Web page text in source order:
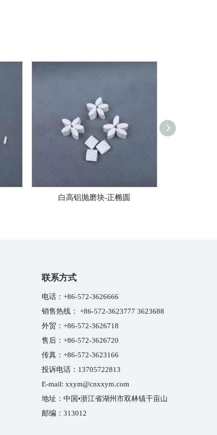
白高铝抛磨块-正椭圆
联系方式
电话： +86-572-3626666
销售热线： +86-572-3623777 3623688
外贸： +86-572-3626718
售后： +86-572-3626720
传真： +86-572-3623166
投诉电话： 13705722813
E-mail: xxym@cnxxym.com
地址：中国•浙江省湖州市双林镇干亩山
邮编：313012